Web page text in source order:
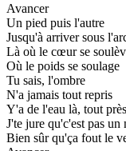
Avancer
Un pied puis l'autre
Jusqu'à arriver sous
Là où le cœur se
Où le poids se soulage
Tu sais, l'ombre
N'a jamais tout repris
Y'a de l'eau là, tout près
J'te jure qu'c'est pas un
Bien sûr qu'ça fout le